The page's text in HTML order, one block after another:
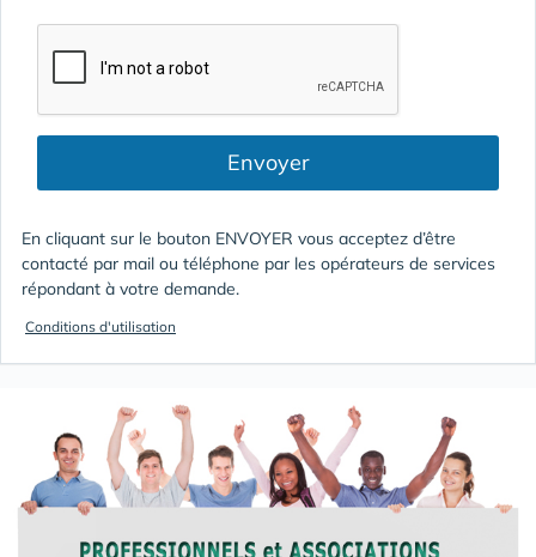
Envoyer
En cliquant sur le bouton ENVOYER vous acceptez d’être
contacté par mail ou téléphone par les opérateurs de services
répondant à votre demande.
Conditions d'utilisation